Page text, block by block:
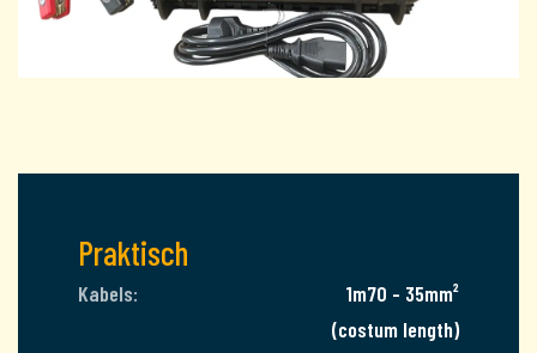
Praktisch
Kabels:
1m70 - 35mm²
(costum length)